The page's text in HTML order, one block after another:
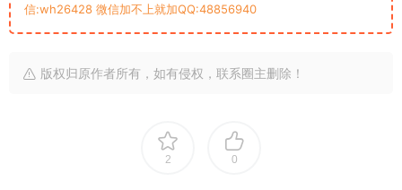
信:wh26428 微信加不上就加QQ:48856940
版权归原作者所有，如有侵权，联系圈主删除！
2 0